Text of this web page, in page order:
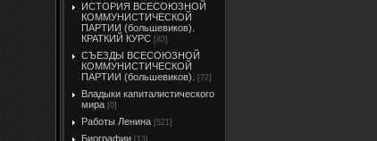
ИСТОРИЯ ВСЕСОЮЗНОЙ
КОММУНИСТИЧЕСКОЙ
ПАРТИИ (большевиков).
КРАТКИЙ КУРС [83]
СЪЕЗДЫ ВСЕСОЮЗНОЙ
КОММУНИСТИЧЕСКОЙ
ПАРТИИ (большевиков).
[72]
Владыки капиталистического
мира [0]
Работы Ленина [521]
Биографии [13]